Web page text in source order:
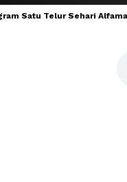
Satu Telur Sehari